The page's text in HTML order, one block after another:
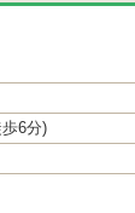
6分)